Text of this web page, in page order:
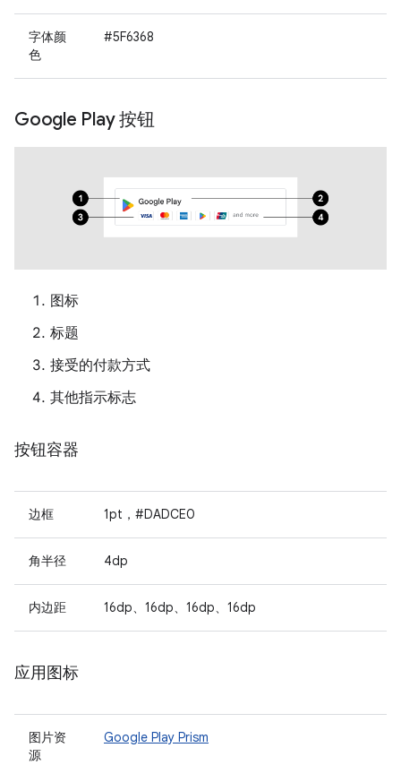
字体颜
色
#5F6368
Google Play 按钮
图标
标题
接受的付款方式
其他指示标志
按钮容器
边框 1pt，#DADCE0
角半径 4dp
内边距 16dp、16dp、16dp、16dp
应用图标
图片资
源
Google Play Prism